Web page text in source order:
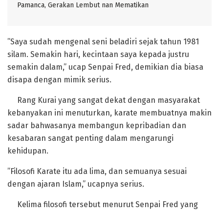
Pamanca, Gerakan Lembut nan Mematikan
‎”Saya sudah mengenal seni beladiri sejak tahun 1981
silam. Semakin hari, kecintaan saya kepada justru
semakin dalam,” ucap Senpai Fred, demikian dia biasa
disapa dengan mimik serius.
Rang Kurai yang sangat dekat dengan masyarakat
kebanyakan ini menuturkan, karate membuatnya makin
sadar bahwasanya membangun kepribadian dan
kesabaran sangat penting dalam mengarungi
kehidupan.
‎”Filosofi Karate itu ada lima, dan semuanya sesuai
dengan ajaran Islam,” ucapnya serius.
‎Kelima filosofi tersebut menurut Senpai Fred yang